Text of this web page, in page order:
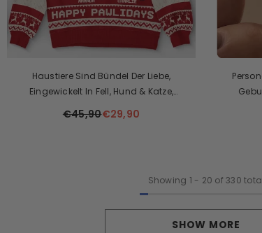
Haustiere Sind Bündel Der Liebe,
Eingewickelt In Fell, Hund & Katze,
Sweatshirt, Weihnachtsgeschenk Für
€45,90€29,90
Showing 1 - 20 of 330
SHOW MORE